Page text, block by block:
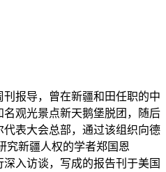
刊报导，曾在新疆和田任职的中
观光景点新天鹅堡脱团，随后
表大会总部，通过该组织向德
究新疆人权的学者郑国恩
深入访谈，写成的报告刊于美国